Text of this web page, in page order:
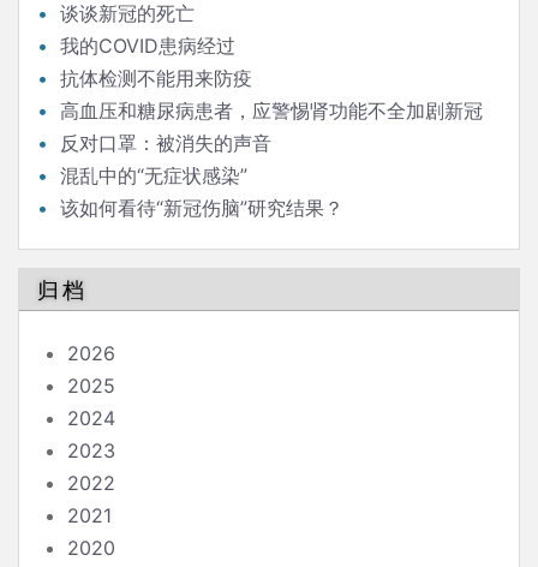
谈谈新冠的死亡
我的COVID患病经过
抗体检测不能用来防疫
高血压和糖尿病患者，应警惕肾功能不全加剧新冠
重症反对口罩：被消失的声音
混乱中的“无症状感染”
该如何看待“新冠伤脑”研究结果？
归档
2026
2025
2024
2023
2022
2021
2020